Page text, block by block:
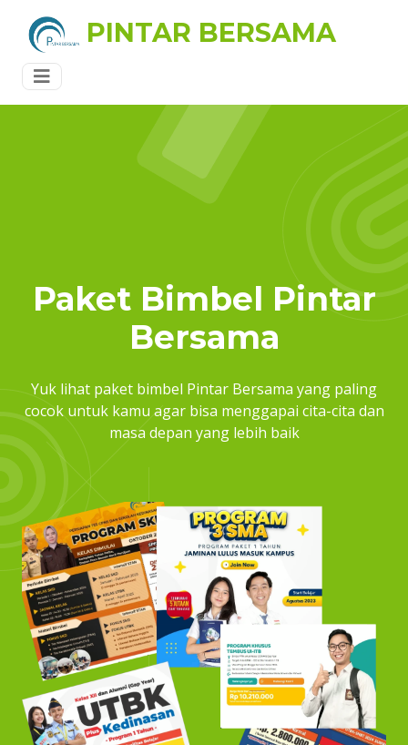
PINTAR BERSAMA
Paket Bimbel Pintar
Bersama
Yuk lihat paket bimbel Pintar Bersama yang paling
cocok untuk kamu agar bisa menggapai cita-cita dan
masa depan yang lebih baik